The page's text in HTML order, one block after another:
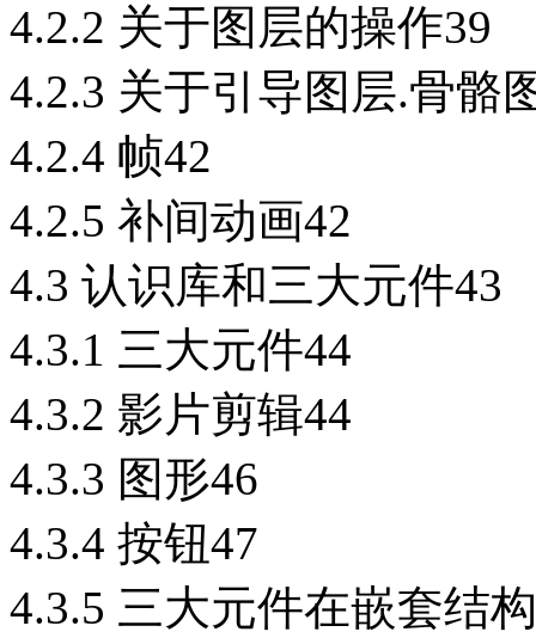
4.2.2 关于图层的操作39
4.2.3 关于引导图层.骨骼
4.2.4 帧42
4.2.5 补间动画42
4.3 认识库和三大元件43
4.3.1 三大元件44
4.3.2 影片剪辑44
4.3.3 图形46
4.3.4 按钮47
4.3.5 三大元件在嵌套结